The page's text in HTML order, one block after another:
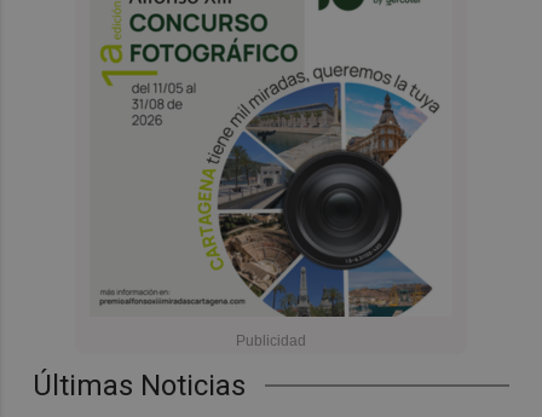
Últimas Noticias